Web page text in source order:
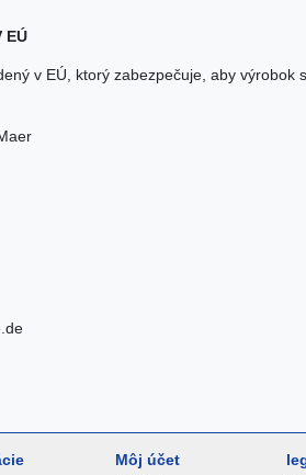
EÚ
v EÚ, ktorý zabezpečuje, aby výrobok
Môj účet